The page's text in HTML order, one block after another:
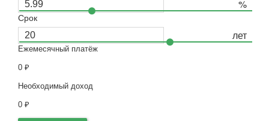
Срок
Ежемесячный платёж
0 ₽
Необходимый доход
0 ₽